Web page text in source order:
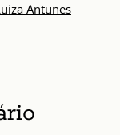
Antunes